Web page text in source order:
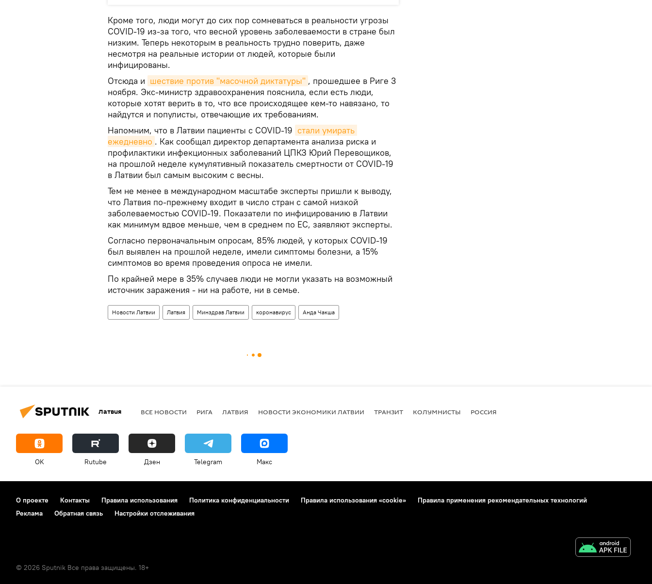
Кроме того, люди могут до сих пор сомневаться в реальности угрозы
COVID-19 из-за того, что весной уровень заболеваемости в стране был
низким. Теперь некоторым в реальность трудно поверить, даже
несмотря на реальные истории от людей, которые были
инфицированы.
Отсюда и шествие против "масочной диктатуры" , прошедшее в Риге 3
ноября. Экс-министр здравоохранения пояснила, если есть люди,
которые хотят верить в то, что все происходящее кем-то навязано, то
найдутся и популисты, отвечающие их требованиям.
Напомним, что в Латвии пациенты с COVID-19 стали умирать
ежедневно . Как сообщал директор департамента анализа риска и
профилактики инфекционных заболеваний ЦПКЗ Юрий Перевощиков,
на прошлой неделе кумулятивный показатель смертности от COVID-19
в Латвии был самым высоким с весны.
Тем не менее в международном масштабе эксперты пришли к выводу,
что Латвия по-прежнему входит в число стран с самой низкой
заболеваемостью COVID-19. Показатели по инфицированию в Латвии
как минимум вдвое меньше, чем в среднем по ЕС, заявляют эксперты.
Согласно первоначальным опросам, 85% людей, у которых COVID-19
был выявлен на прошлой неделе, имели симптомы болезни, а 15%
симптомов во время проведения опроса не имели.
По крайней мере в 35% случаев люди не могли указать на возможный
источник заражения - ни на работе, ни в семье.
Новости Латвии Латвия Минздрав Латвии коронавирус Анда Чакша
Латвия ВСЕ НОВОСТИ РИГА ЛАТВИЯ НОВОСТИ ЭКОНОМИКИ ЛАТВИИ ТРАНЗИТ КОЛУМНИСТЫ РОССИЯ
OK Rutube Дзен Telegram Макс
О проекте Контакты Правила использования Политика конфиденциальности Правила использования «cookie»
Правила применения рекомендательных технологий
Реклама
Обратная связь Настройки отслеживания
© 2026 Sputnik Все права защищены. 18+